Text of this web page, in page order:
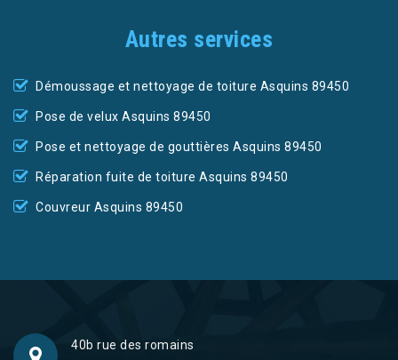
Autres services
Démoussage et nettoyage de toiture Asquins 89450
Pose de velux Asquins 89450
Pose et nettoyage de gouttières Asquins 89450
Réparation fuite de toiture Asquins 89450
Couvreur Asquins 89450
40b rue des romains